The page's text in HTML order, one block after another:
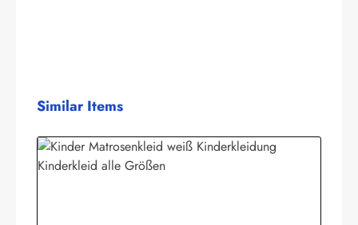
Produktgalerie überspringen
Similar Items